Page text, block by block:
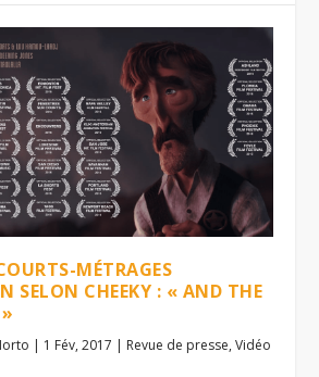
MÉTRAGES
SELON CHEEKY : « AND THE
| 1 Fév, 2017 | Revue de presse,Vidéo